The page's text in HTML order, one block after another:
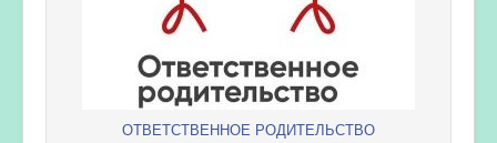
ОТВЕТСТВЕННОЕ РОДИТЕЛЬСТВО